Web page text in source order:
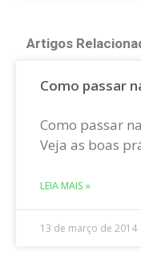
Artigos
Como passar
Como passar
Veja as boas
LEIA MAIS »
13 de março de 2014